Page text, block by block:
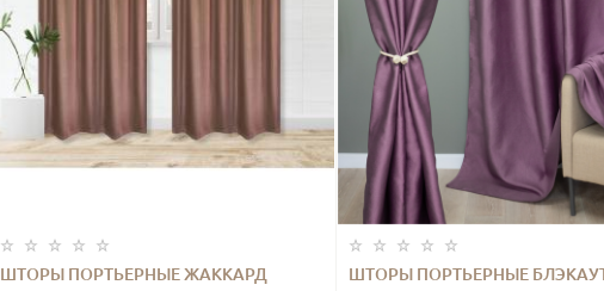
ШТОРЫ ПОРТЬЕРНЫЕ ЖАККАРД
ШТОРЫ ПОРТЬЕРНЫЕ